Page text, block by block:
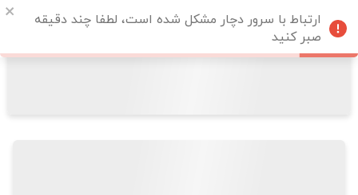
ارتباط با سرور دچار مشکل شده است، لطفا چند دقیقه
صبر کنید